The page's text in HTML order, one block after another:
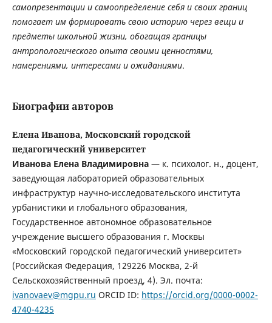
самопрезентации и самоопределение себя и своих границ
помогает им формировать свою историю через вещи и
предметы школьной жизни, обогащая границы
антропологического опыта своими ценностями,
намерениями, интересами и ожиданиями.
Биографии авторов
Елена Иванова, Московский городской
педагогический университет
Иванова Елена Владимировна— к. психолог. н., доцент,
заведующая лабораторией образовательных
инфраструктур научно-исследовательского института
урбанистики и глобального образования,
Государственное автономное образовательное
учреждение высшего образования г. Москвы
«Московский городской педагогический университет»
(Российская Федерация, 129226 Москва, 2-й
Сельскохозяйственный проезд, 4). Эл. почта:
ivanovaev@mgpu.ru ORCID ID: https://orcid.org/0000-0002-
4740-4235